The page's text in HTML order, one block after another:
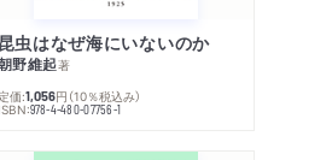
昆虫はなぜ海にいないのか
野維起著
価:1,056円 （10％税込み）
978-4-480-07756-1